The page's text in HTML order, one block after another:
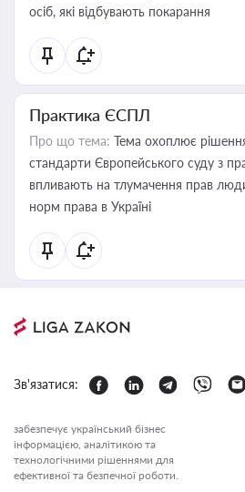
осіб, які відбувають покарання
Практика ЄСПЛ
Про що тема: Тема охоплює
стандарти Європейського суду з
впливають на тлумачення прав
норм права в Україні
Зв'язатися:
забезпечує український бізнес
інформацією, аналітикою та
технологічними рішеннями для
ефективної та безпечної роботи.